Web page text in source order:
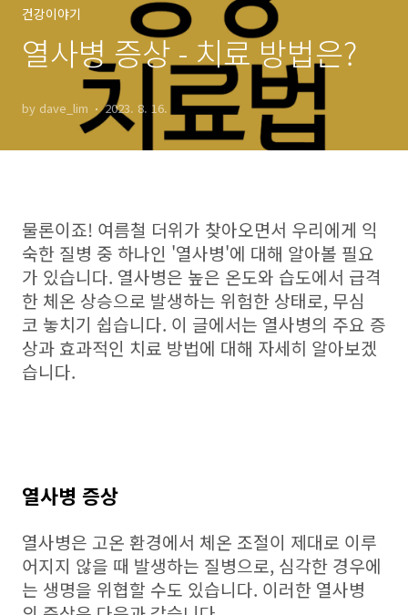
건강이야기
열사병 증상 - 치료 방법은?
by dave_lim 2023. 8. 16.
물론이죠! 여름철 더위가 찾아오면서 우리에게 익
숙한 질병 중 하나인 '열사병'에 대해 알아볼 필요
가 있습니다. 열사병은 높은 온도와 습도에서 급격
한 체온 상승으로 발생하는 위험한 상태로, 무심
코 놓치기 쉽습니다. 이 글에서는 열사병의 주요 증
상과 효과적인 치료 방법에 대해 자세히 알아보겠
습니다.
열사병 증상
열사병은 고온 환경에서 체온 조절이 제대로 이루
어지지 않을 때 발생하는 질병으로, 심각한 경우에
는 생명을 위협할 수도 있습니다. 이러한 열사병